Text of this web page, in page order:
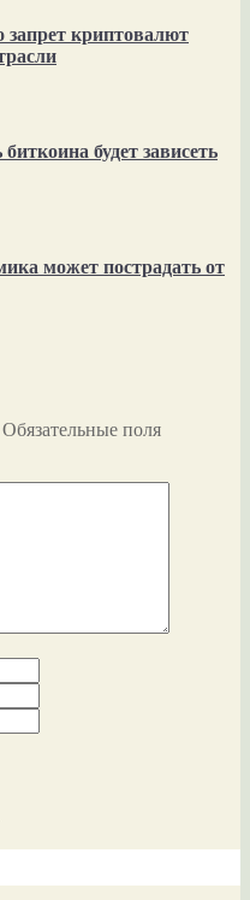
криптовалют
будет зависеть
может пострадать от
Обязательные поля